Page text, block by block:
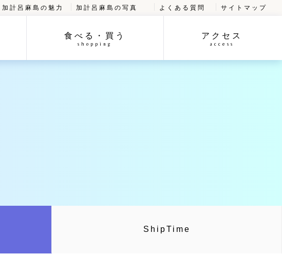
加計呂麻島の魅力 加計呂麻島の写真 よくある質問 サイトマップ
食べる・買う
shopping
アクセス
access
ShipTime